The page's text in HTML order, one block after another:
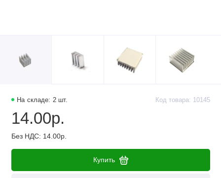
На складе: 2 шт. Код товара: 10145
14.00р.
Без НДС: 14.00р.
Купить